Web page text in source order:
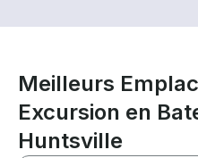
Meilleurs
Excursion en
Huntsville